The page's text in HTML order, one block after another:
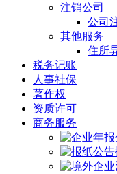
注销公司
公司
其他服务
住所
税务记账
人事社保
著作权
资质许可
商务服务